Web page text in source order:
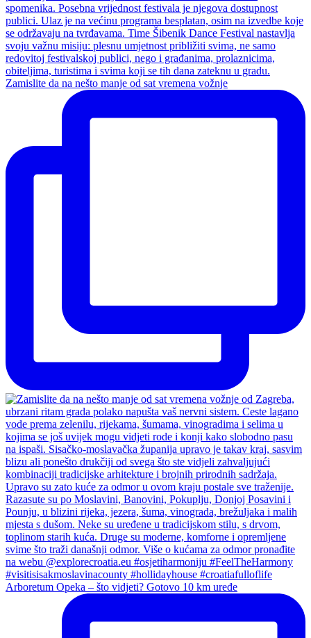
Zamislite da na nešto manje od sat vremena vožnje
Arboretum Opeka – što vidjeti? Gotovo 10 km uređe